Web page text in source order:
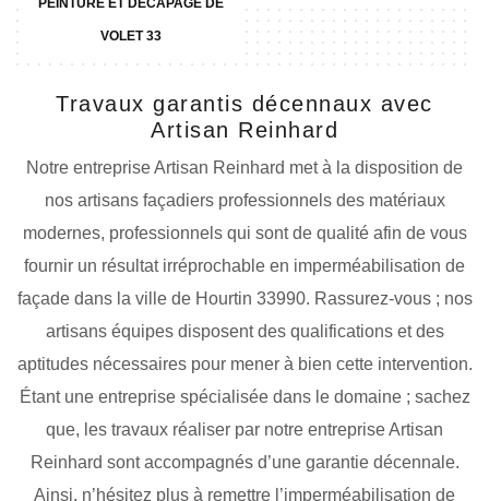
PEINTURE ET DÉCAPAGE DE
VOLET 33
Travaux garantis décennaux avec
Artisan Reinhard
Notre entreprise Artisan Reinhard met à la disposition de
nos artisans façadiers professionnels des matériaux
modernes, professionnels qui sont de qualité afin de vous
fournir un résultat irréprochable en imperméabilisation de
façade dans la ville de Hourtin 33990. Rassurez-vous ; nos
artisans équipes disposent des qualifications et des
aptitudes nécessaires pour mener à bien cette intervention.
Étant une entreprise spécialisée dans le domaine ; sachez
que, les travaux réaliser par notre entreprise Artisan
Reinhard sont accompagnés d’une garantie décennale.
Ainsi, n’hésitez plus à remettre l’imperméabilisation de